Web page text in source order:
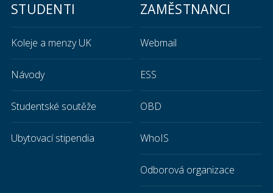
STUDENTI
Koleje a menzy UK
Návody
Studentské soutěže
Ubytovací stipendia
ZAMĚSTNANCI
Webmail
ESS
OBD
WhoIS
Odborová organizace